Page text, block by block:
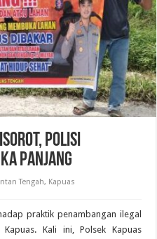
Polisi
Panjang
Tengah, Kapuas
praktik penambangan ilegal
Kali ini, Polsek Kapuas